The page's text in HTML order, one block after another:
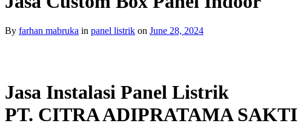
By farhan mabruka in panel listrik on June 28, 2024
Jasa Instalasi Panel Listrik
PT. CITRA ADIPRATAMA SAKTI